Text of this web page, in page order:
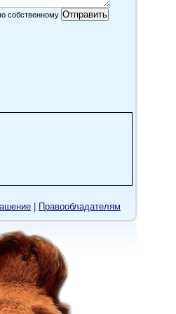
собственному
Правообладателям